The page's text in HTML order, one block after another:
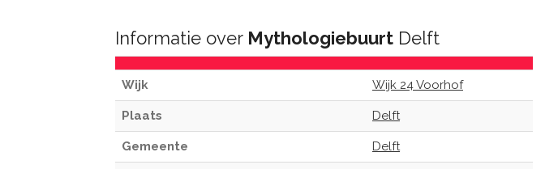
Informatie over Mythologiebuurt Delft
Wijk Wijk 24 Voorhof
Plaats Delft
Gemeente Delft